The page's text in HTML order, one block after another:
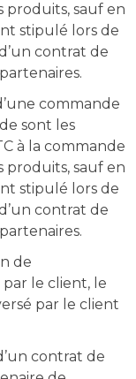
produits, sauf en
stipulé lors de
contrat de
commande
sont les
à la commande
produits, sauf en
stipulé lors de
contrat de
de
par le client, le
par le client
contrat de